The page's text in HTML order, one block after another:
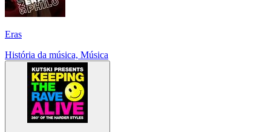
Eras
História da música, Música